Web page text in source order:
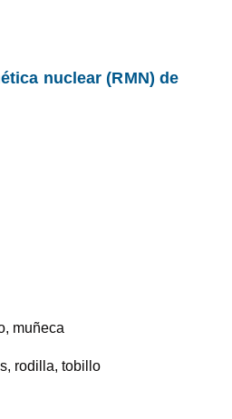
nuclear (RMN) de
muñeca
rodilla, tobillo